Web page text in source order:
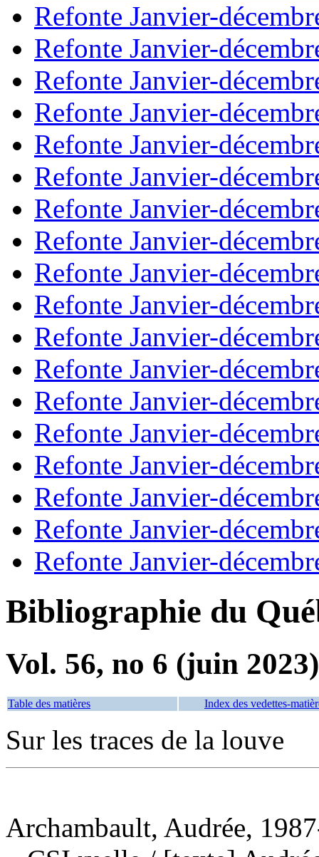
Refonte Janvier-
Refonte Janvier-
Refonte Janvier-
Refonte Janvier-
Refonte Janvier-
Refonte Janvier-
Refonte Janvier-
Refonte Janvier-
Refonte Janvier-
Refonte Janvier-
Refonte Janvier-
Refonte Janvier-
Refonte Janvier-
Refonte Janvier-
Refonte Janvier-
Refonte Janvier-
Refonte Janvier-
Refonte Janvier-
Bibliographie du
Vol. 56, no 6 (juin 2023)
Table des matières Index des vedettes-
Sur les traces de la louve
Archambault, Audrée,